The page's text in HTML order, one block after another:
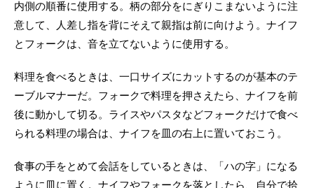
内側の順番に使用する。柄の部分をにぎりこまないように注
意して、人差し指を背にそえて親指は前に向けよう。ナイフ
とフォークは、音を立てないように使用する。
料理を食べるときは、一口サイズにカットするのが基本のテ
ーブルマナーだ。フォークで料理を押さえたら、ナイフを前
後に動かして切る。ライスやパスタなどフォークだけで食べ
られる料理の場合は、ナイフを皿の右上に置いておこう。
食事の手をとめて会話をしているときは、「ハの字」になる
ように皿に置く。ナイフやフォークを落としたら、自分で拾